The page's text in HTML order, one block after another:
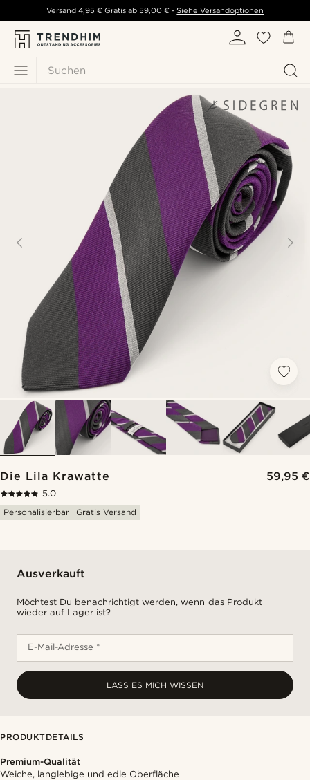
Suchen
Versand 4,95 € Gratis ab 59,00 € - Siehe Versandoptionen
Die Lila Krawatte 59,95 €
5.0
Personalisierbar
Gratis Versand
Ausverkauft
Möchtest Du benachrichtigt werden, wenn das Produkt
wieder auf Lager ist?
E-Mail-Adresse *
LASS ES MICH WISSEN
PRODUKTDETAILS
Premium-Qualität
Weiche, langlebige und edle Oberfläche